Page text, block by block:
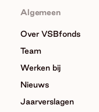
Algemeen
Over VSBfonds
Team
Werken bij
Nieuws
Jaarverslagen